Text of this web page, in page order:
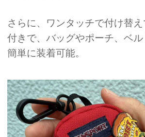
さらに、ワンタッチで付け替
付きで、バッグやポーチ、ベ
簡単に装着可能。